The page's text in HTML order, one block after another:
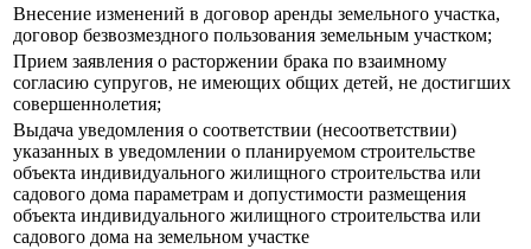
Внесение изменений в договор аренды земельного участка,
договор безвозмездного пользования земельным участком;
Прием заявления о расторжении брака по взаимному
согласию супругов, не имеющих общих детей, не достигших
совершеннолетия;
Выдача уведомления о соответствии (несоответствии)
указанных в уведомлении о планируемом строительстве
объекта индивидуального жилищного строительства или
садового дома параметрам и допустимости размещения
объекта индивидуального жилищного строительства или
садового дома на земельном участке